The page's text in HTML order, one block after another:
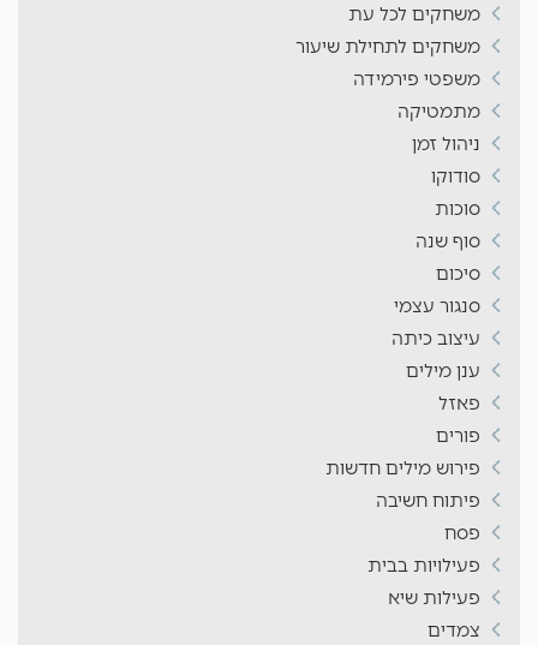
משחקים לכל עת
משחקים לתחילת שיעור
משפטי פירמידה
מתמטיקה
ניהול זמן
סודוקו
סוכות
סוף שנה
סיכום
סנגור עצמי
עיצוב כיתה
ענן מילים
פאזל
פורים
פירוש מילים חדשות
פיתוח חשיבה
פסח
פעילויות בבית
פעילות שיא
צמדים